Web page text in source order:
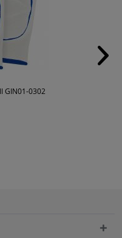
GIN01-0302